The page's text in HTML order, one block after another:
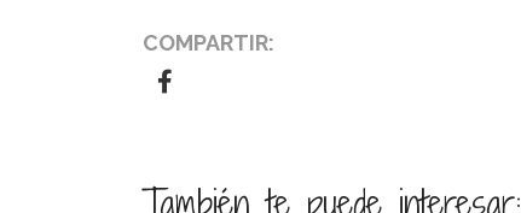
COMPARTIR:
También te puede interesar: